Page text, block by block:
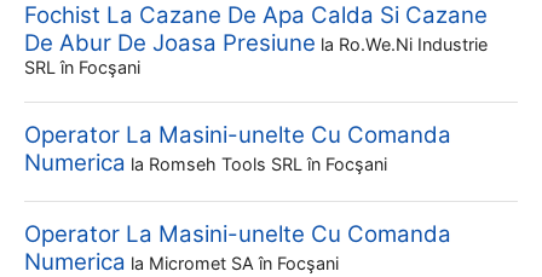
Fochist La Cazane De Apa Calda Si Cazane
De Abur De Joasa Presiune la Ro.we.ni Industrie
SRL în Focşani
Operator La Masini-unelte Cu Comanda
Numerica la Romseh Tools SRL în Focşani
Operator La Masini-unelte Cu Comanda
Numerica la Micromet SA în Focşani